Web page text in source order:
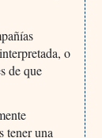
o
de que
tener una